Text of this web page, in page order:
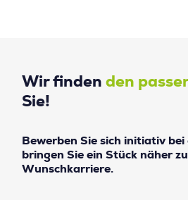
Wir finden den
Sie!
Bewerben Sie sich initiativ
bringen Sie ein Stück näher
Wunschkarriere.